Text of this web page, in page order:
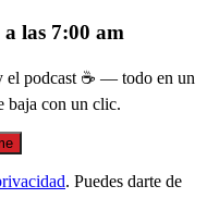
las 7:00 am
el podcast ☕ — todo en un
baja con un clic.
. Puedes darte de